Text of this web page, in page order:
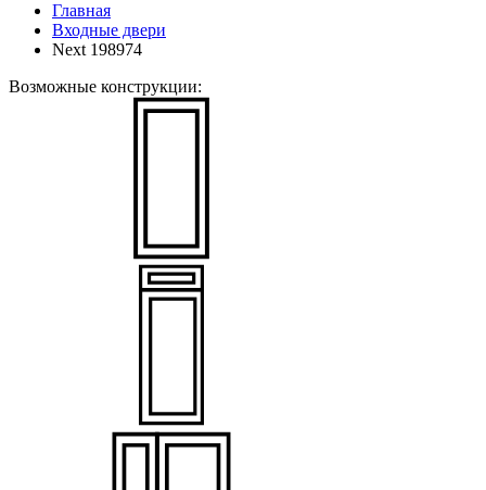
Главная
Входные двери
Next 198974
Возможные конструкции: